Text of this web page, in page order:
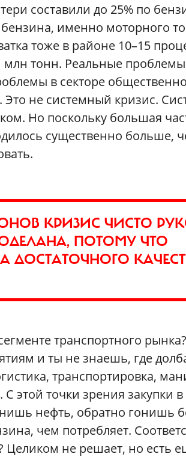
составили до 25% по
именно моторного
тоже в районе 10–15
тонн. Реальные проблемы
в секторе
Это не системный кризис.
Но поскольку большая
существенно больше,
КРИЗИС ЧИСТО
ПОТОМУ ЧТО
ДОСТАТОЧНОГО
транспортного
и ты не знаешь, где
транспортировка,
С этой точки зрения закупки
нефть, обратно гонишь
чем потребляет.
Целиком не решает, но есть